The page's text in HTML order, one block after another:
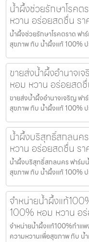
น้ำผึ้งช่วยรักษาโรค
หวาน อร่อยสดชื่น รา
น้ำผึ้งช่วยรักษาโรคตราด ฟา
สุขภาพ กับ น้ำผึ้งแท้ 100% ป
ขายส่งน้ำผึ้งอำนาจ
หอม หวาน อร่อยสด
ขายส่งน้ำผึ้งอำนาจเจริญ ฟา
สุขภาพ กับ น้ำผึ้งแท้ 100% ป
น้ำผึ้งบริสุทธิ์สกลนค
หวาน อร่อยสดชื่น รา
น้ำผึ้งบริสุทธิ์สกลนคร ฟาร์ม
สุขภาพ กับ น้ำผึ้งแท้ 100% ป
จำหน่ายน้ำผึ้งแท้
100% หอม หวาน อ
จำหน่ายน้ำผึ้งแท้100%กำแ
ความหวานเพื่อสุขภาพ กับ น้